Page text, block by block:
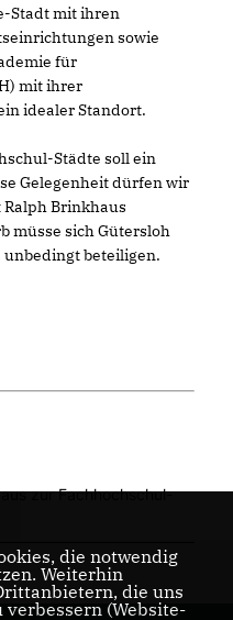
Stadt mit ihren
sowie
für
mit ihrer
idealer Standort.
Städte soll ein
Gelegenheit dürfen wir
Ralph Brinkhaus
müsse sich Gütersloh
beteiligen.
zur Fachhochschul-
die notwendig
Weiterhin
die uns
verbessern (Website-